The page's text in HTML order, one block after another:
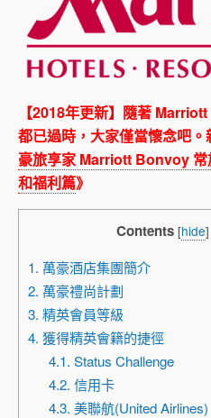
【2018年更新】隨著
都已過時，大家僅當懷念吧
豪旅享家 Marriott Bonvoy
和福利篇》
Contents [hide]
1. 萬豪酒店集團簡介
2. 萬豪禮尚計劃
3. 精英會員等級
4. 獲得精英會籍的捷徑
4.1. Status Challenge
4.2. 信用卡
4.3. 美聯航(United Airlines)